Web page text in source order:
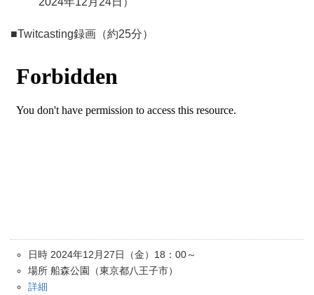
■Twitcasting録画（約25分）
日時 2024年12月27日（金）18：00～
場所 船森公園（東京都八王子市）
詳細